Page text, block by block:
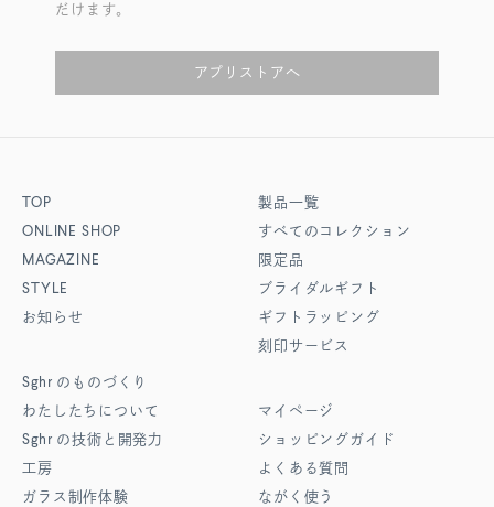
だけます。
アプリストアへ
TOP
ONLINE SHOP
MAGAZINE
STYLE
お知らせ
Sghr のものづくり
わたしたちについて
Sghr の技術と開発力
工房
ガラス制作体験
製品一覧
すべてのコレクション
限定品
ブライダルギフト
ギフトラッピング
刻印サービス
マイページ
ショッピングガイド
よくある質問
ながく使う